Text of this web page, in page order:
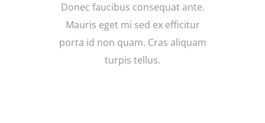
Donec faucibus consequat ante.
Mauris eget mi sed ex efficitur
porta id non quam. Cras aliquam
turpis tellus.